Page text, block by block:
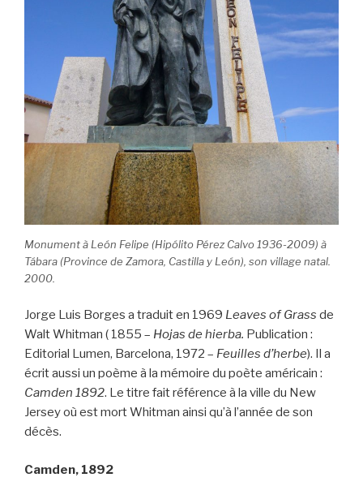
Monument à León Felipe (Hipólito Pérez Calvo 1936-2009) à
Tábara (Province de Zamora, Castilla y León), son village natal.
2000.
Jorge Luis Borges a traduit en 1969 Leaves of Grass de
Walt Whitman ( 1855 – Hojas de hierba. Publication :
Editorial Lumen, Barcelona, 1972 – Feuilles d’herbe). Il a
écrit aussi un poème à la mémoire du poète américain :
Camden 1892. Le titre fait référence à la ville du New
Jersey où est mort Whitman ainsi qu’à l’année de son
décès.
Camden, 1892